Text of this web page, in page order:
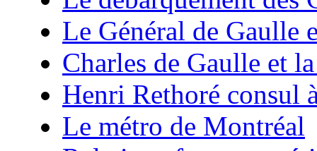
Le Général de Gaulle
Charles de Gaulle et
Henri Rethoré consul
Le métro de Montréal